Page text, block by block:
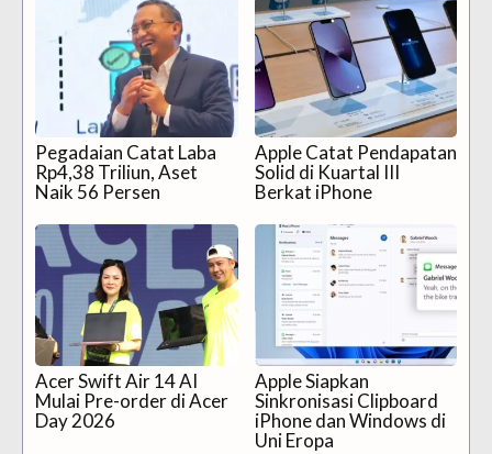
Pegadaian Catat Laba
Rp4,38 Triliun, Aset
Naik 56 Persen
Apple Catat Pendapatan
Solid di Kuartal III
Berkat iPhone
Acer Swift Air 14 AI
Mulai Pre-order di Acer
Day 2026
Apple Siapkan
Sinkronisasi Clipboard
iPhone dan Windows di
Uni Eropa